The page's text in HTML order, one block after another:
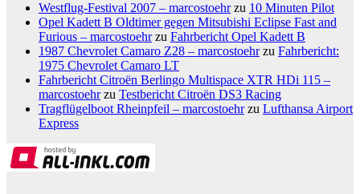
Westflug-Festival 2007 – marcostoehrzu 10 Minuten Pilot
Opel Kadett B Oldtimer gegen Mitsubishi Eclipse Fast and
Furious – marcostoehrzu Fahrbericht Opel Kadett B
1987 Chevrolet Camaro Z28 – marcostoehrzu Fahrbericht:
1975 Chevrolet Camaro LT
Fahrbericht Citroën Berlingo Multispace XTR HDi 115 –
marcostoehrzu Testbericht Citroën DS3 Racing
Tragflügelboot Rheinpfeil – marcostoehrzu Lufthansa Airport
Express